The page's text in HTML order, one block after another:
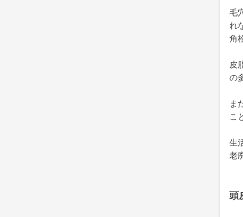
毛
れ
角
皮
の
ま
こ
生
老
頭